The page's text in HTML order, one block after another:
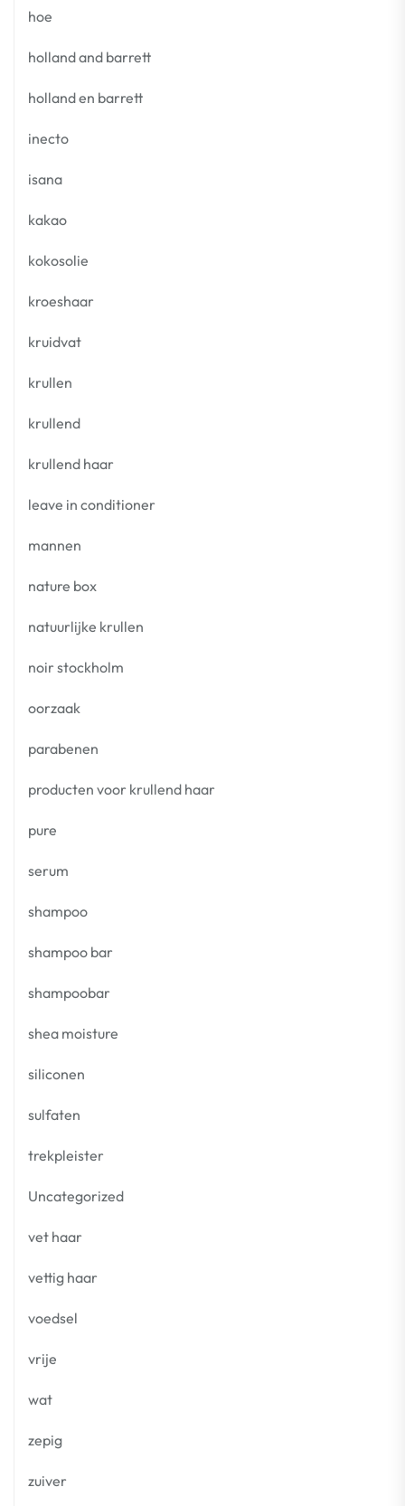
hoe
holland and barrett
holland en barrett
inecto
isana
kakao
kokosolie
kroeshaar
kruidvat
krullen
krullend
krullend haar
leave in conditioner
mannen
nature box
natuurlijke krullen
noir stockholm
oorzaak
parabenen
producten voor krullend haar
pure
serum
shampoo
shampoo bar
shampoobar
shea moisture
siliconen
sulfaten
trekpleister
Uncategorized
vet haar
vettig haar
voedsel
vrije
wat
zepig
zuiver